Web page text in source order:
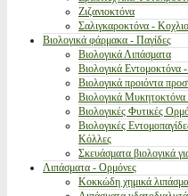
Ζιζανιοκτόνα
Σαλιγκαροκτόνα -
Βιολογικά φάρμακα - Παγίδες
Βιολογικά Λιπάσματα
Βιολογικά Εντομοκτόνα
Βιολογικά προιόντα
Βιολογικά Μυκητοκτόνα
Βιολογικές Φυτικές
Βιολογικές
Κόλλες
Σκευάσματα βιολογικά
Λιπάσματα - Ορμόνες
Κοκκώδη χημικά